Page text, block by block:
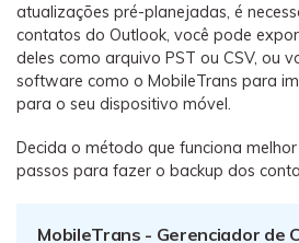
atualizações pré-planejadas, é
contatos do Outlook, você pode
deles como arquivo PST ou CSV, ou
software como o MobileTrans para
para o seu dispositivo móvel.
Decida o método que funciona
passos para fazer o backup dos
MobileTrans - Gerenciador de